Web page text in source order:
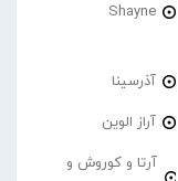
Shayne
آذرسینا
آراز الوین
آرتا و کوروش و